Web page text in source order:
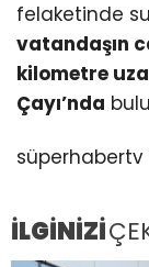
felaketinde
vatandaşın
kilometre
Çayı’nda
süperhabertv
İLGİNİZİ